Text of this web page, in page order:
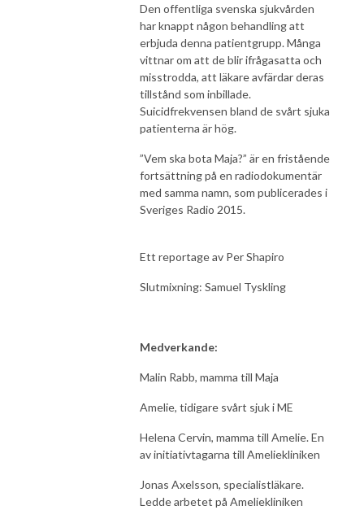
Den offentliga svenska sjukvården
har knappt någon behandling att
erbjuda denna patientgrupp. Många
vittnar om att de blir ifrågasatta och
misstrodda, att läkare avfärdar deras
tillstånd som inbillade.
Suicidfrekvensen bland de svårt sjuka
patienterna är hög.
”Vem ska bota Maja?” är en fristående
fortsättning på en radiodokumentär
med samma namn, som publicerades i
Sveriges Radio 2015.
Ett reportage av Per Shapiro
Slutmixning: Samuel Tyskling
Medverkande:
Malin Rabb, mamma till Maja
Amelie, tidigare svårt sjuk i ME
Helena Cervin, mamma till Amelie. En
av initiativtagarna till Ameliekliniken
Jonas Axelsson, specialistläkare.
Ledde arbetet på Ameliekliniken